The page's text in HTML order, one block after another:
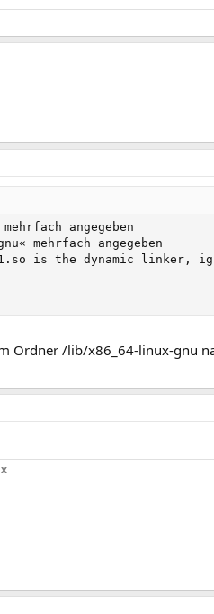
angegeben
mehrfach angegeben
is the dynamic linker,
Ordner /lib/x86_64-linux-gnu